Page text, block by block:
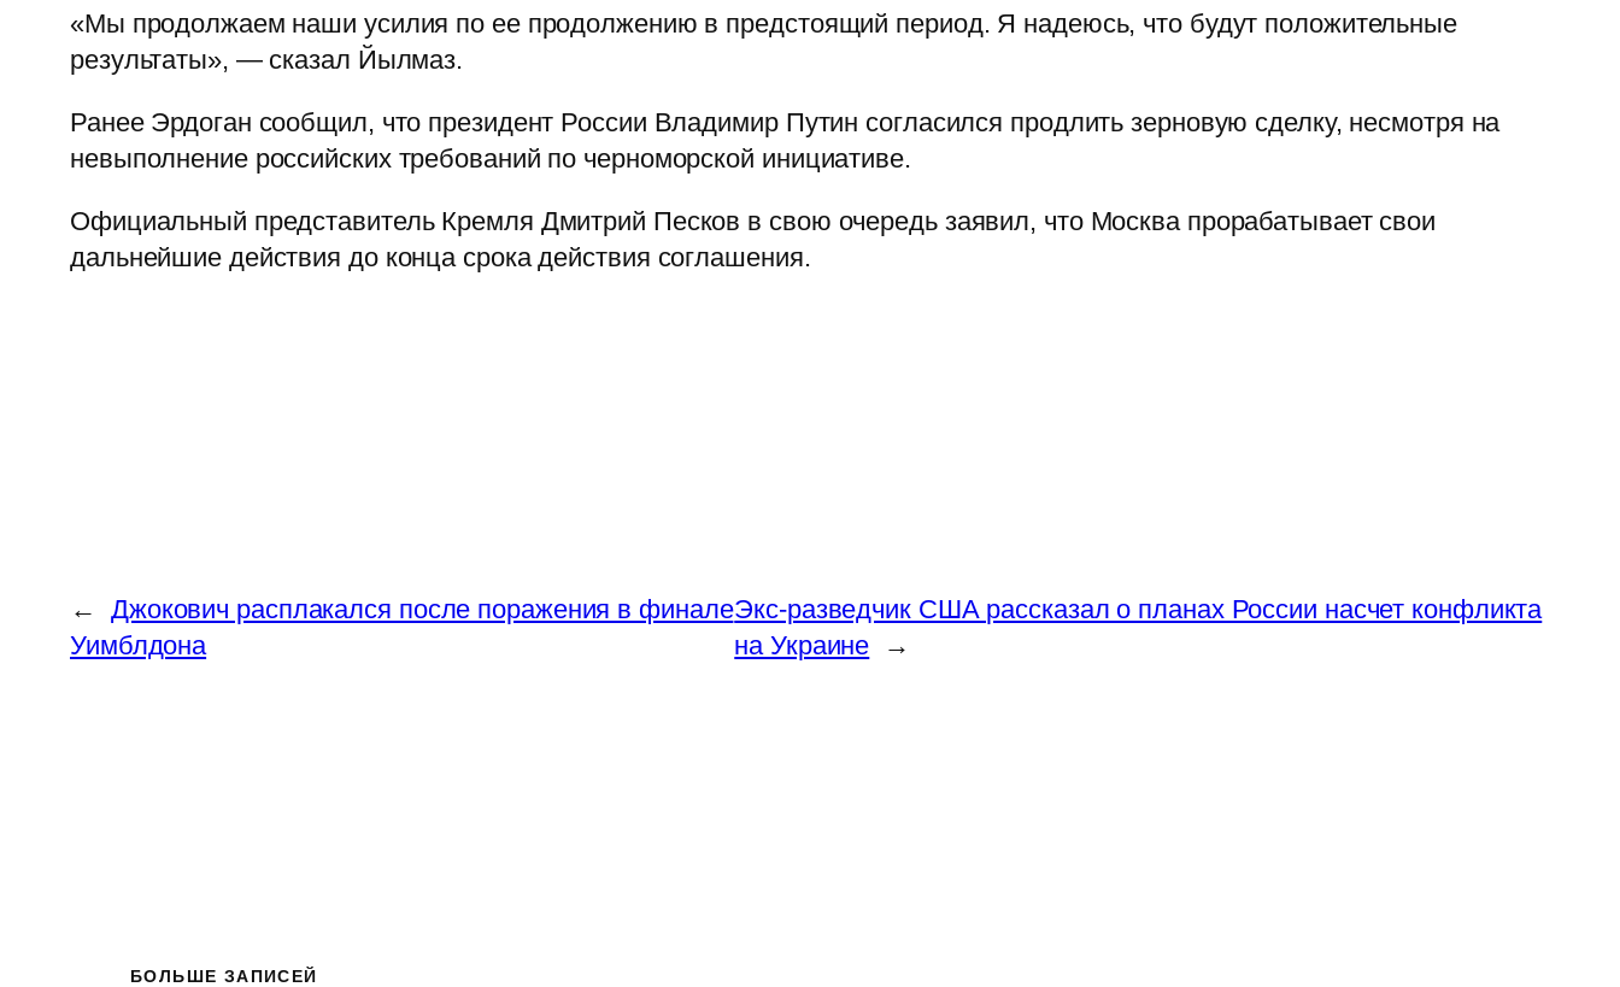
«Мы продолжаем наши усилия по ее продолжению в предстоящий период. Я надеюсь, что будут положительные
результаты», — сказал Йылмаз.
Ранее Эрдоган сообщил, что президент России Владимир Путин согласился продлить зерновую сделку, несмотря на
невыполнение российских требований по черноморской инициативе.
Официальный представитель Кремля Дмитрий Песков в свою очередь заявил, что Москва прорабатывает свои
дальнейшие действия до конца срока действия соглашения.
←
Джокович расплакался после поражения в финале
Уимблдона
Экс-разведчик США рассказал о планах России насчет конфликта
на Украине
→
БОЛЬШЕ ЗАПИСЕЙ